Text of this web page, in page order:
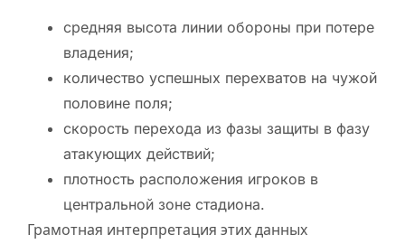
средняя высота линии обороны при потере
владения;
количество успешных перехватов на чужой
половине поля;
скорость перехода из фазы защиты в фазу
атакующих действий;
плотность расположения игроков в
центральной зоне стадиона.
Грамотная интерпретация этих данных